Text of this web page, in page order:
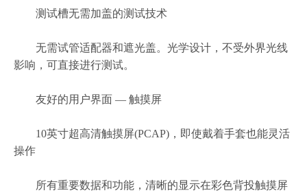
测试槽无需加盖的测试技术
无需试管适配器和遮光盖。光学设计，不受外界光线
影响，可直接进行测试。
友好的用户界面 — 触摸屏
10英寸超高清触摸屏(PCAP)，即使戴着手套也能灵活
操作
所有重要数据和功能，清晰的显示在彩色背投触摸屏